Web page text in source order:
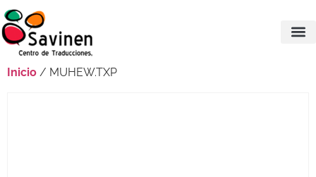
Inicio / MUHEW.TXP